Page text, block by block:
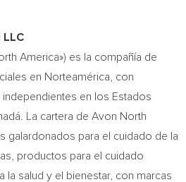
LLC
America») es la compañía de
en Norteamérica, con
en los Estados
La cartera de Avon North
galardonados para el cuidado de la
productos para el cuidado
la salud y el bienestar, con marcas